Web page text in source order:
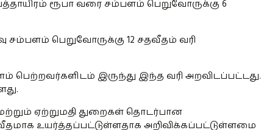
ரூபா வரை சம்பளம் பெறுவோருக்கு 6
சம்பளம் பெறுவோருக்கு 12 சதவீதம் வரி
பெற்றவர்களிடம் இருந்து இந்த வரி அறவிடப்பட்டது.
ஏற்றுமதி துறைகள் தொடர்பான
உயர்த்தப்பட்டுள்ளதாக அறிவிக்கப்பட்டுள்ளமை